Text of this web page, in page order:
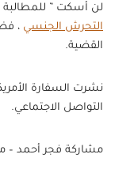
لن أسكت ” للمطالبة
التحرش الجنسي ،
القضية.
نشرت السفارة
التواصل الاجتماعي.
مشاركة فجر أحمد –